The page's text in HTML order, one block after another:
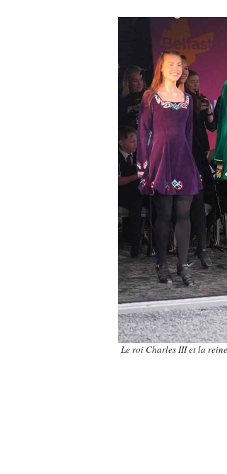
Le roi Charles III et la